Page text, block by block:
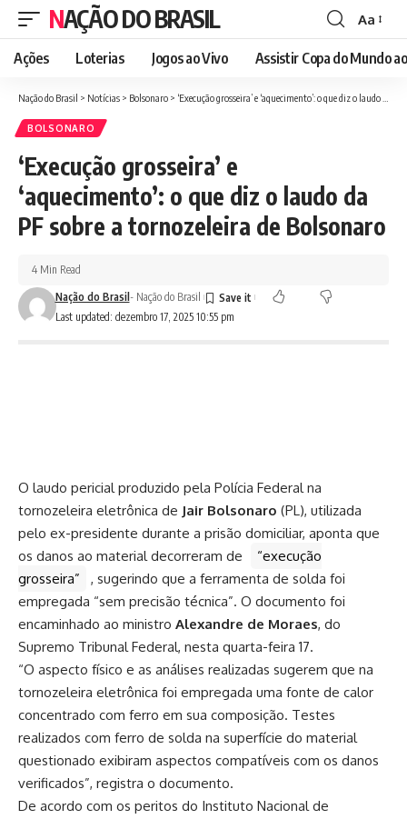
NAÇÃO DO BRASIL
Font
Resizer
Aa
Ações Loterias Jogos ao Vivo Assistir Copa do Mundo
Nação do Brasil > Notícias > Bolsonaro > ‘Execução grosseira’ e ‘aquecimento’: o que diz o laudo da PF sobre a tornozeleira de Bolsonaro
BOLSONARO
‘Execução grosseira’ e
‘aquecimento’: o que diz o laudo da
PF sobre a tornozeleira de Bolsonaro
Last updated: dezembro 17, 2025 10:55 pm
Nação do Brasil- Nação do Brasil
4 Min Read
O laudo pericial produzido pela Polícia Federal na
tornozeleira eletrônica de Jair Bolsonaro (PL), utilizada
pelo ex-presidente durante a prisão domiciliar, aponta que
os danos ao material decorreram de
“execução
grosseira”
, sugerindo que a ferramenta de solda foi
empregada “sem precisão técnica”. O documento foi
encaminhado ao ministro Alexandre de Moraes, do
Supremo Tribunal Federal, nesta quarta-feira 17.
“O aspecto físico e as análises realizadas sugerem que na
tornozeleira eletrônica foi empregada uma fonte de calor
concentrado com ferro em sua composição. Testes
realizados com ferro de solda na superfície do material
questionado exibiram aspectos compatíveis com os danos
verificados”, registra o documento.
De acordo com os peritos do Instituto Nacional de